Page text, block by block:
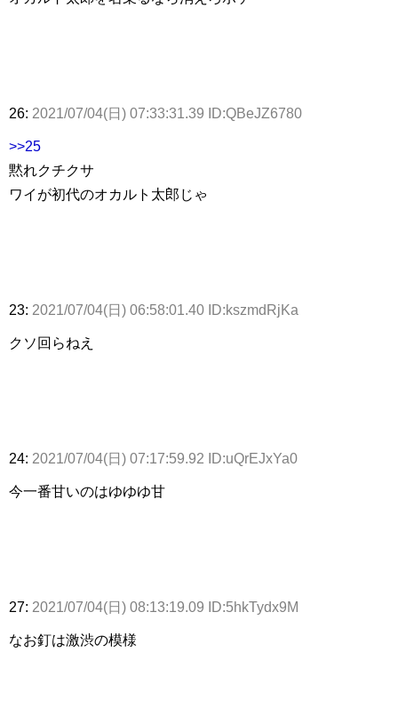
26: 2021/07/04(日) 07:33:31.39 ID:QBeJZ6780
>>25
黙れクチクサ
ワイが初代のオカルト太郎じゃ
23: 2021/07/04(日) 06:58:01.40 ID:kszmdRjKa
クソ回らねえ
24: 2021/07/04(日) 07:17:59.92 ID:uQrEJxYa0
今一番甘いのはゆゆゆ甘
27: 2021/07/04(日) 08:13:19.09 ID:5hkTydx9M
なお釘は激渋の模様